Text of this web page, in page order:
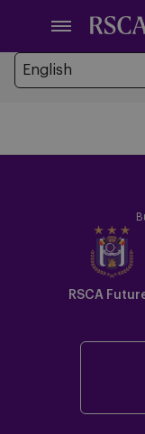
hoofdinhoud
Looking for
You’re currently
RSCA